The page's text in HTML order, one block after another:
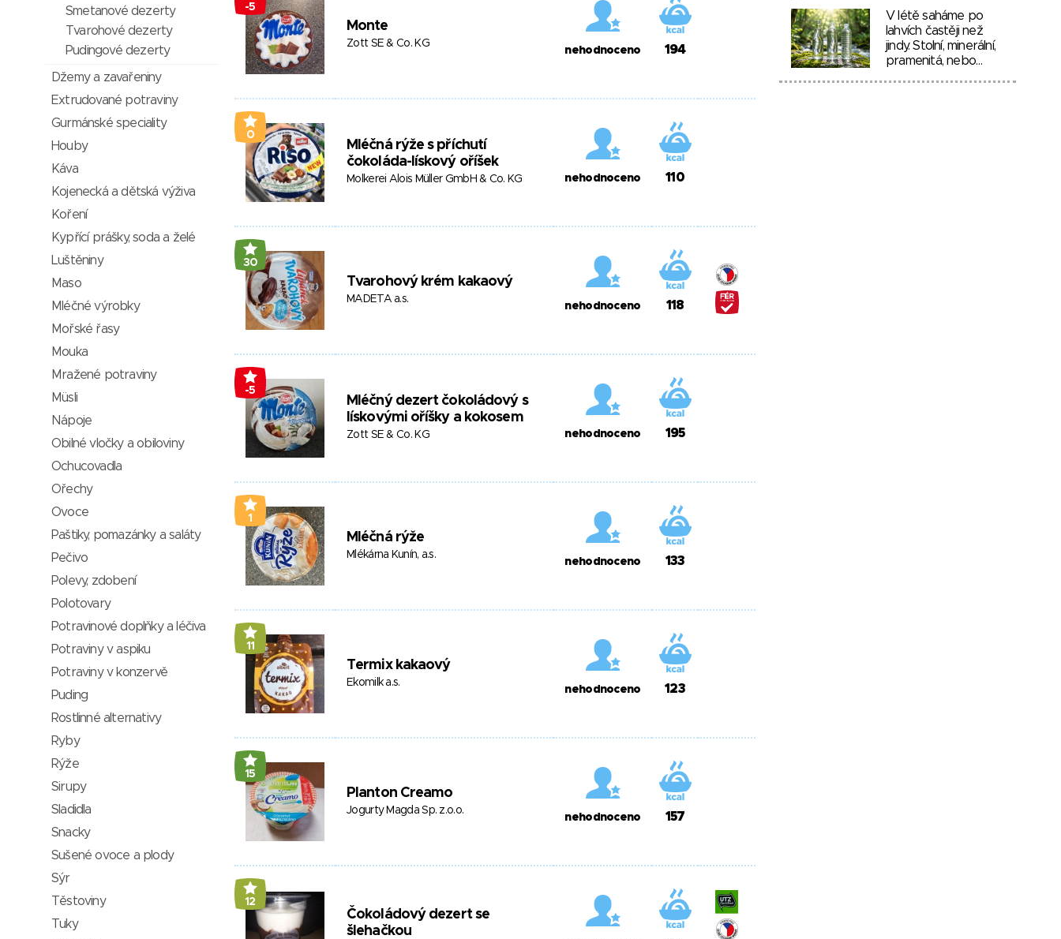
-5
Monte
Zott SE & Co. KG
nehodnoceno 194
0
Mléčná rýže s příchutí
čokoláda-lískový oříšek
Molkerei Alois Müller GmbH & Co. KG nehodnoceno 110
30
Tvarohový krém kakaový
MADETA a.s.
nehodnoceno 118
-5
Mléčný dezert čokoládový s
lískovými oříšky a kokosem
Zott SE & Co. KG nehodnoceno 195
1
Mléčná rýže
Mlékárna Kunín, a.s.
nehodnoceno 133
11
Termix kakaový
Ekomilk a.s.
nehodnoceno 123
15
Planton Creamo
Jogurty Magda Sp. z.o.o.
nehodnoceno 157
12
Čokoládový dezert se
šlehačkou
Smetanové dezerty
Tvarohové dezerty
Pudingové dezerty
Džemy a zavařeniny
Extrudované potraviny
Gurmánské speciality
Houby
Káva
Kojenecká a dětská výživa
Koření
Kypřící prášky, soda a želé
Luštěniny
Maso
Mléčné výrobky
Mořské řasy
Mouka
Mražené potraviny
Müsli
Nápoje
Obilné vločky a obiloviny
Ochucovadla
Ořechy
Ovoce
Paštiky, pomazánky a saláty
Pečivo
Polevy, zdobení
Polotovary
Potravinové doplňky a léčiva
Potraviny v aspiku
Potraviny v konzervě
Puding
Rostlinné alternativy
Ryby
Rýže
Sirupy
Sladidla
Snacky
Sušené ovoce a plody
Sýr
Těstoviny
Tuky
V létě saháme po
lahvích častěji než
jindy. Stolní, minerální,
pramenitá, nebo…